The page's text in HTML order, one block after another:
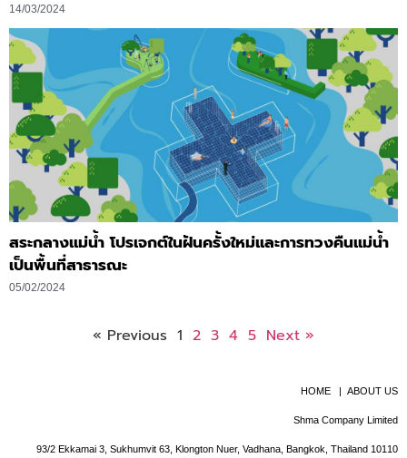
14/03/2024
สระกลางแม่น้ำ โปรเจกต์ในฝันครั้งใหม่และการทวงคืนแม่น้ำ
เป็นพื้นที่สาธารณะ
05/02/2024
« Previous 1 2 3 4 5 Next »
HOME | ABOUT US
Shma Company Limited
93/2 Ekkamai 3, Sukhumvit 63, Klongton Nuer, Vadhana, Bangkok, Thailand 10110